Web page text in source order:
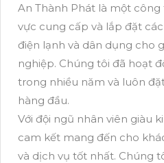
An Thành Phát là một
vực cung cấp và lắp đặt
điện lạnh và dân dụng cho
nghiệp. Chúng tôi đã hoạt
trong nhiều năm và luôn
hàng đầu.
Với đội ngũ nhân viên giàu
cam kết mang đến cho
và dịch vụ tốt nhất. Chúng